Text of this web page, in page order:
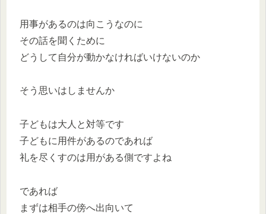
用事があるのは向こうなのに
その話を聞くために
どうして自分が動かなければいけないのか
そう思いはしませんか
子どもは大人と対等です
子どもに用件があるのであれば
礼を尽くすのは用がある側ですよね
であれば
まずは相手の傍へ出向いて